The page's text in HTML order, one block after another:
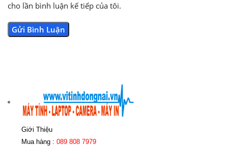
cho lần bình luận kế tiếp của tôi.
Giới Thiệu
Mua hàng : 089 808 7979